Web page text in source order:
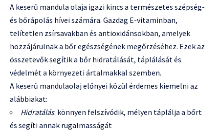
A keserű mandula olaja igazi kincs a természetes szépség-
és bőrápolás hívei számára. Gazdag E-vitaminban,
telítetlen zsírsavakban és antioxidánsokban, amelyek
hozzájárulnak a bőr egészségének megőrzéséhez. Ezek az
összetevők segítik a bőr hidratálását, táplálását és
védelmét a környezeti ártalmakkal szemben.
A keserű mandulaolaj előnyei közül érdemes kiemelni az
alábbiakat:
Hidratálás: könnyen felszívódik, mélyen táplálja a bőrt
és segíti annak rugalmasságát